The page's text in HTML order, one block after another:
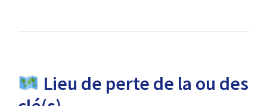
Lieu de perte de la ou des